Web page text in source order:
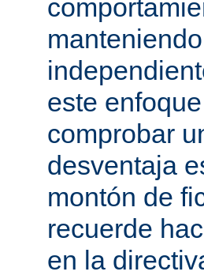
este
comprobar
desventaja
montón de
recuerde
en la